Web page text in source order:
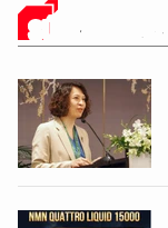
SỨC KHỎE 24H